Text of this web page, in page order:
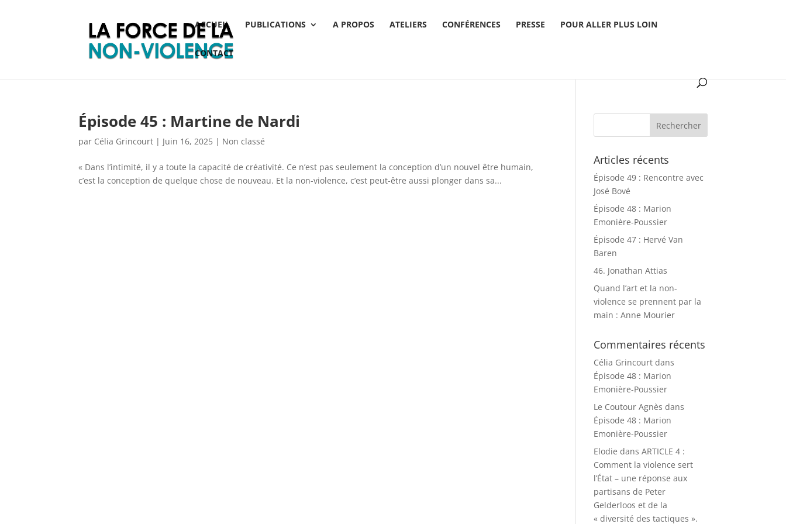
ACCUEIL PUBLICATIONS A PROPOS ATELIERS CONFÉRENCES PRESSE POUR ALLER PLUS LOIN
CONTACT
Épisode 45 : Martine de Nardi
par Célia Grincourt | Juin 16, 2025 | Non classé
« Dans l’intimité, il y a toute la capacité de créativité. Ce n’est pas seulement la conception d’un nouvel être humain,
c’est la conception de quelque chose de nouveau. Et la non-violence, c’est peut-être aussi plonger dans sa...
Articles récents
Épisode 49 : Rencontre avec
José Bové
Épisode 48 : Marion
Emonière-Poussier
Épisode 47 : Hervé Van
Baren
46. Jonathan Attias
Quand l’art et la non-
violence se prennent par la
main : Anne Mourier
Commentaires récents
Célia Grincourt dans
Épisode 48 : Marion
Emonière-Poussier
Le Coutour Agnès dans
Épisode 48 : Marion
Emonière-Poussier
Elodie dansARTICLE 4 :
Comment la violence sert
l’État – une réponse aux
partisans de Peter
Gelderloos et de la
« diversité des tactiques ».